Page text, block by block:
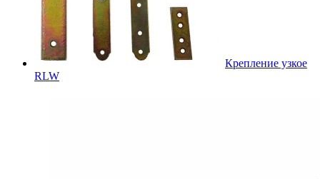
Крепление узкое
RLW